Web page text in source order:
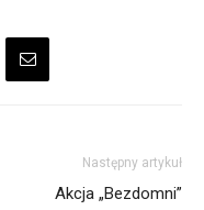
Następny artykuł
Akcja „Bezdomni”